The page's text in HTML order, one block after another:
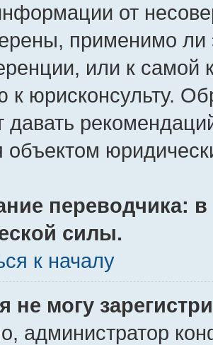
от
применимо ли
или к самой
юрисконсульту.
давать
объектом
переводчика:
силы.
к началу
не могу
администратор